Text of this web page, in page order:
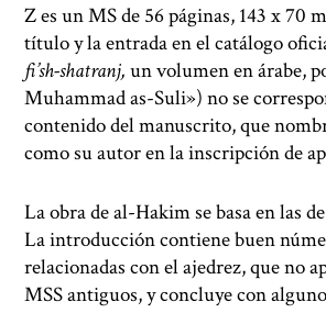
Z es un MS de 56 páginas, 143 x 70
título y la entrada en el catálogo
fi’sh-shatranj,un volumen en árabe,
Muhammad as-Suli») no se
contenido del manuscrito, que
como su autor en la inscripción de
La obra de al-Hakim se basa en las
La introducción contiene buen
relacionadas con el ajedrez, que no
MSS antiguos, y concluye con